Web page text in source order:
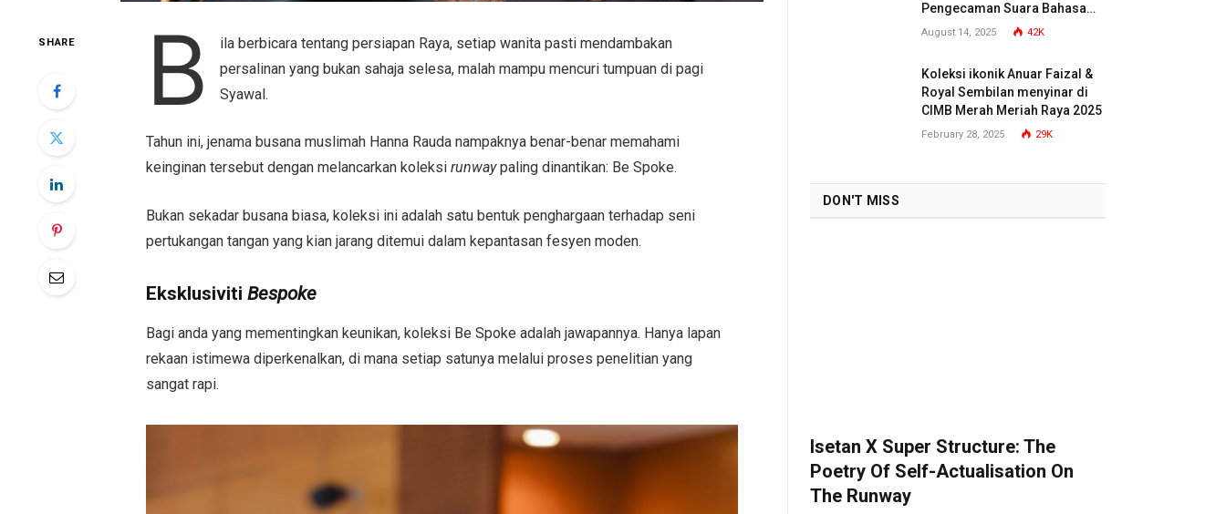
SHARE B
ila berbicara tentang persiapan Raya, setiap wanita pasti mendambakan
persalinan yang bukan sahaja selesa, malah mampu mencuri tumpuan di pagi
Syawal.
Tahun ini, jenama busana muslimah Hanna Rauda nampaknya benar-benar memahami
keinginan tersebut dengan melancarkan koleksi runwaypaling dinantikan: Be Spoke.
Bukan sekadar busana biasa, koleksi ini adalah satu bentuk penghargaan terhadap seni
pertukangan tangan yang kian jarang ditemui dalam kepantasan fesyen moden.
Eksklusiviti Bespoke
Bagi anda yang mementingkan keunikan, koleksi Be Spoke adalah jawapannya. Hanya lapan
rekaan istimewa diperkenalkan, di mana setiap satunya melalui proses penelitian yang
sangat rapi.
Pengecaman Suara Bahasa
Malaysia
August 14, 2025 42K
Koleksi ikonik Anuar Faizal &
Royal Sembilan menyinar di
CIMB Merah Meriah Raya 2025
February 28, 2025 29K
DON'T MISS
Isetan X Super Structure: The
Poetry Of Self-Actualisation On
The Runway